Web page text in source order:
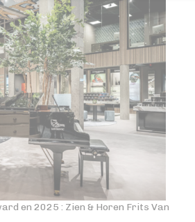
en 2025 : Zien & Horen Frits Van